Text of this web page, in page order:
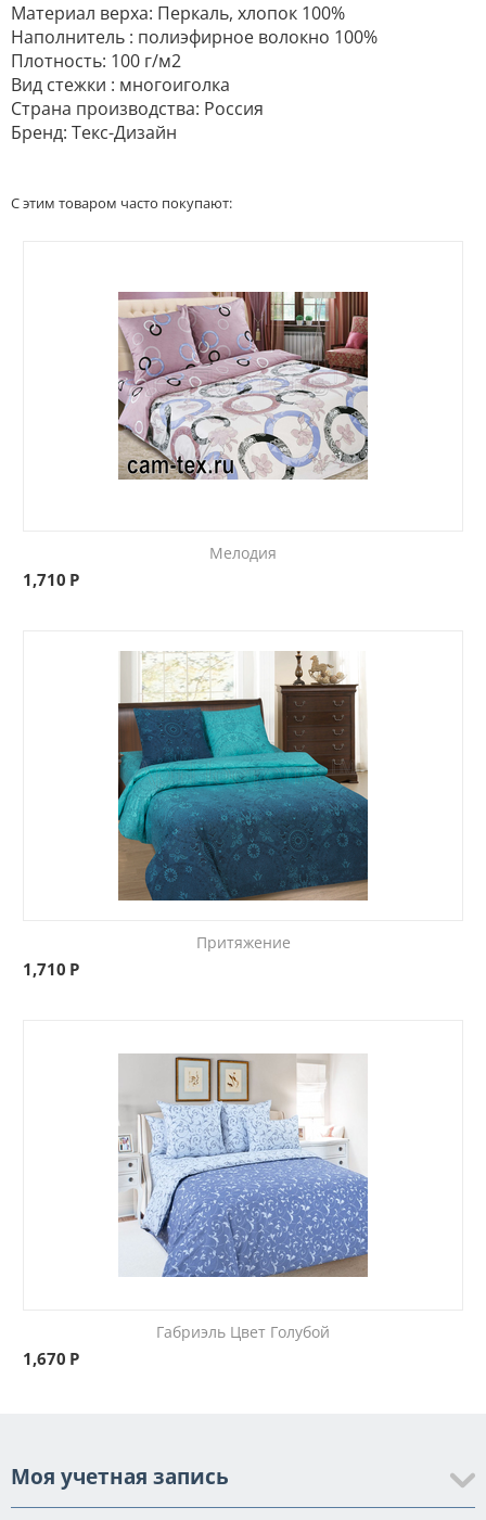
Материал верха: Перкаль, хлопок 100%
Наполнитель : полиэфирное волокно 100%
Плотность: 100 г/м2
Вид стежки : многоиголка
Страна производства: Россия
Бренд: Текс-Дизайн
С этим товаром часто покупают:
Мелодия
1,710 Р
Притяжение
1,710 Р
Габриэль Цвет Голубой
1,670 Р
Моя учетная запись